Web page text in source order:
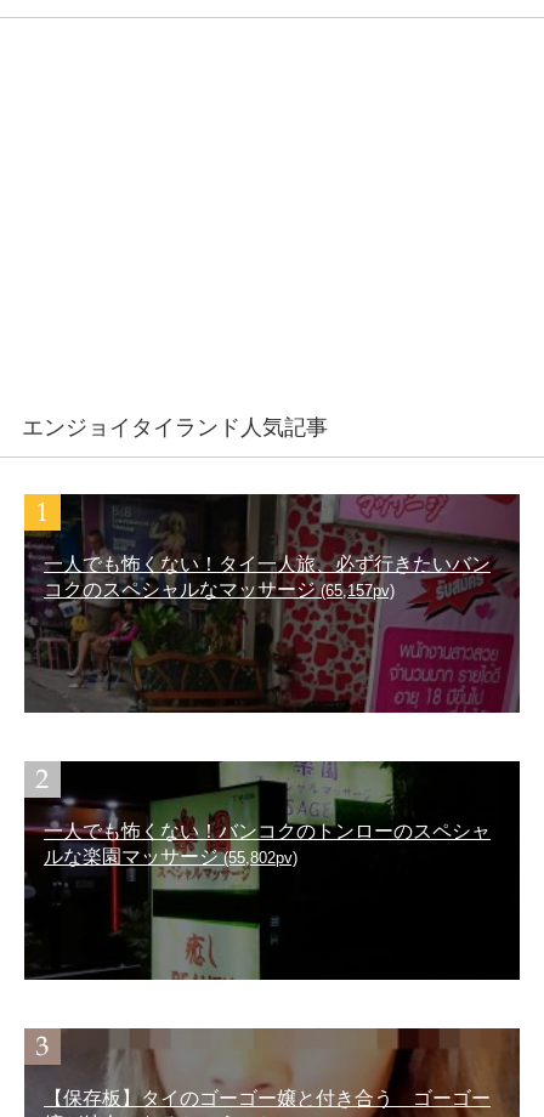
エンジョイタイランド人気記事
一人でも怖くない！タイ一人旅、必ず行きたいバン
コクのスペシャルなマッサージ(65,157pv)
一人でも怖くない！バンコクのトンローのスペシャ
ルな楽園マッサージ(55,802pv)
【保存板】タイのゴーゴー嬢と付き合う ゴーゴー